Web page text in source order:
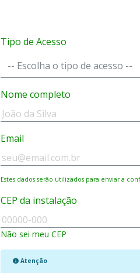
Tipo de Acesso
Nome completo
Email
Estes dados serão utilizados para enviar a
CEP da instalação
Não sei meu CEP
Atenção